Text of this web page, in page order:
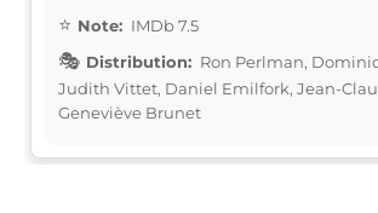
Note: IMDb 7.5
Distribution: Ron Perlman,
Judith Vittet, Daniel Emilfork, Jean-
Geneviève Brunet